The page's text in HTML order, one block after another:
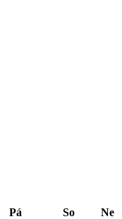
Pá So
Ne